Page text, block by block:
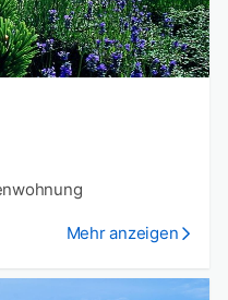
Mehr anzeigen